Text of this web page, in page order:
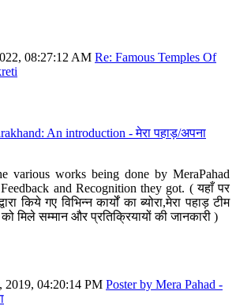
08:27:12 AM Re: Famous Temples Of
An introduction - मेरा पहाड़/अपना
various works being done by MeraPahad
and Recognition they got. ( यहाँ पर
किये गए विभिन्न कार्यों का ब्योरा,मेरा पहाड़ टीम
मिले सम्मान और प्रतिक्रियायों की जानकारी )
2019, 04:20:14 PM Poster by Mera Pahad -